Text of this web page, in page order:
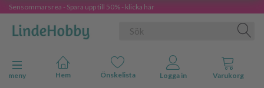
Sensommarsrea - Spara upp till 50% - klicka här
Ändra navigering
meny